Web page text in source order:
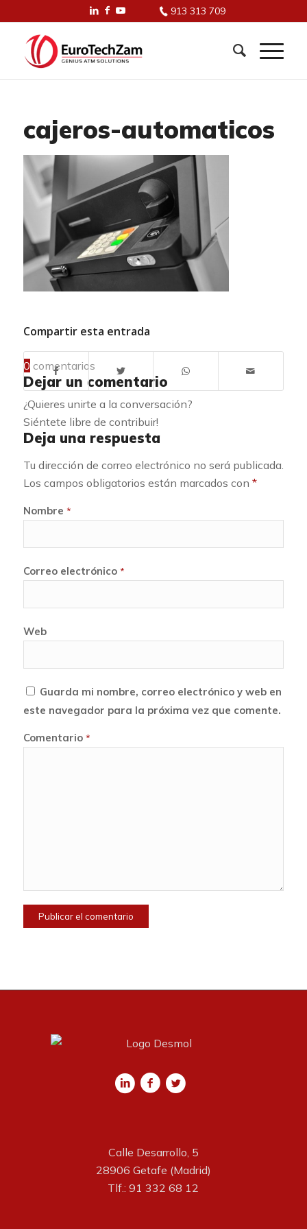
913 313 709
cajeros-automaticos
Compartir esta entrada
0 comentarios
Dejar un comentario
¿Quieres unirte a la conversación?
Siéntete libre de contribuir!
Deja una respuesta
Tu dirección de correo electrónico no será publicada.
Los campos obligatorios están marcados con *
Nombre *
Correo electrónico *
Web
Guarda mi nombre, correo electrónico y web en
este navegador para la próxima vez que comente.
Comentario *
Calle Desarrollo, 5
28906 Getafe (Madrid)
Tlf.: 91 332 68 12